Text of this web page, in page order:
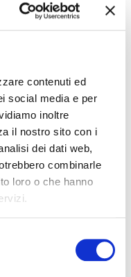
contenuti ed
social media e per
inoltre
il nostro sito con i
dei dati web,
combinarle
loro o che hanno
messo alla
profondo.